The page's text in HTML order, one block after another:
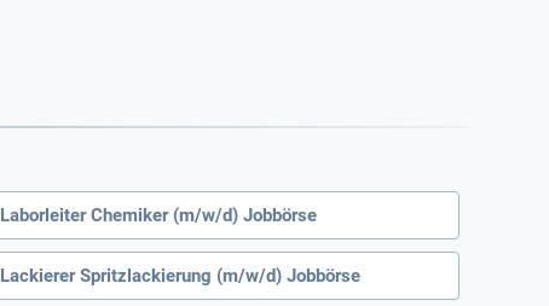
Laborleiter Chemiker (m/w/d) Jobbörse
Lackierer Spritzlackierung (m/w/d) Jobbörse